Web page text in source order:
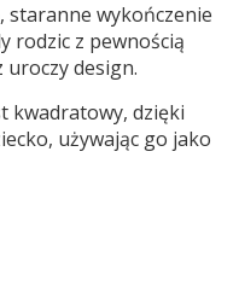
staranne wykończenie
rodzic z pewnością
design.
kwadratowy, dzięki
używając go jako